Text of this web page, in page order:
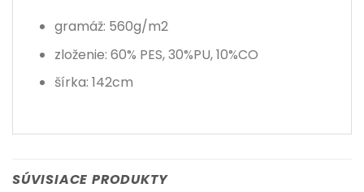
gramáž: 560g/m2
zloženie: 60% PES, 30%PU, 10%CO
šírka: 142cm
SÚVISIACE PRODUKTY